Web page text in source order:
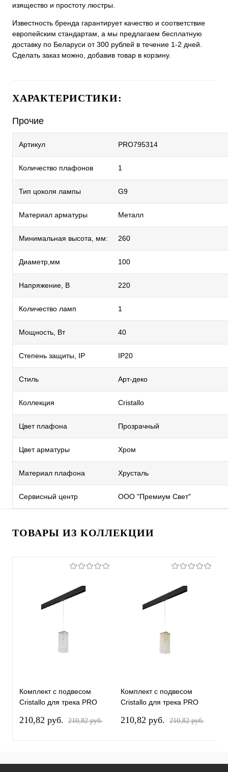
изящество и простоту люстры.
Известность бренда гарантирует качество и соответствие
европейским стандартам, а мы предлагаем бесплатную
доставку по Беларуси от 300 рублей в течение 1-2 дней.
Сделать заказ можно, добавив товар в корзину.
ХАРАКТЕРИСТИКИ:
Прочие
Артикул PRO795314
Количество плафонов 1
Тип цоколя лампы G9
Материал арматуры Металл
Минимальная высота, мм: 260
Диаметр,мм 100
Напряжение, В 220
Количество ламп 1
Мощность, Вт 40
Степень защиты, IP IP20
Стиль Арт-деко
Коллекция Cristallo
Цвет плафона Прозрачный
Цвет арматуры Хром
Материал плафона Хрусталь
Сервисный центр ООО "Премиум Свет"
ТОВАРЫ ИЗ КОЛЛЕКЦИИ
Комплект с подвесом
Cristallo для трека PRO
210,82 pуб. 210,82 pуб.
Комплект с подвесом
Cristallo для трека PRO
210,82 pуб. 210,82 pуб.